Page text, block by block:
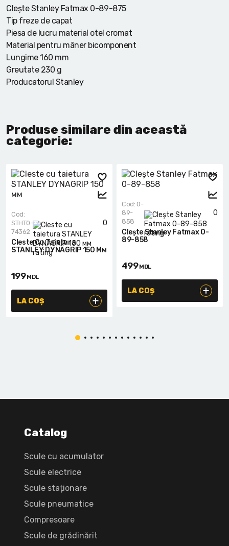
Clește Stanley Fatmax 0-89-875
Tip freze de capat
Piesa de lucru material otel cromat
Material pentru mâner bicomponent
Lungime 160 mm
Greutate 230 g
Producatorul Stanley
Produse similare din această
categorie:
0
Cod:
STHT0-
74362
Cleste Cu Taietura
STANLEY DYNAGRIP 150 Мм
199MDL
LA COȘ
0
Cod: 0-
89-
858
Clește Stanley Fatmax 0-
89-858
499MDL
LA COȘ
Catalog
Scule cu acumulator
Scule electrice
Scule staționare
Scule pneumatice
Compresoare
Scule de grădinărit